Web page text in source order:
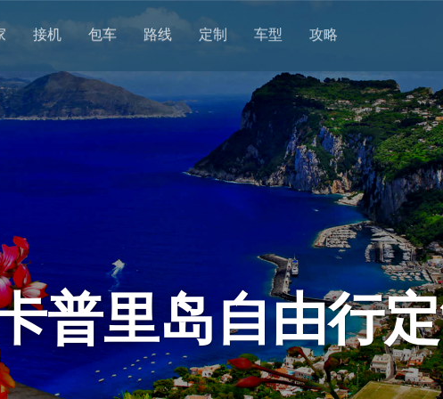
接机 包车 路线 定制 车型 攻略
普里岛自由行